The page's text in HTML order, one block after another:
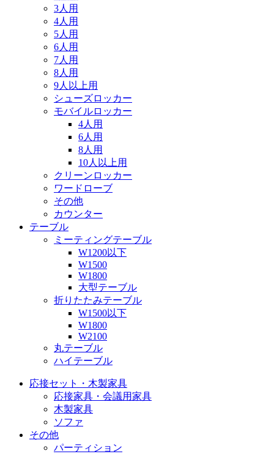
3人用
4人用
5人用
6人用
7人用
8人用
9人以上用
シューズロッカー
モバイルロッカー
4人用
6人用
8人用
10人以上用
クリーンロッカー
ワードローブ
その他
カウンター
テーブル
ミーティングテーブル
W1200以下
W1500
W1800
大型テーブル
折りたたみテーブル
W1500以下
W1800
W2100
丸テーブル
ハイテーブル
応接セット・木製家具
応接家具・会議用家具
木製家具
ソファ
その他
パーティション